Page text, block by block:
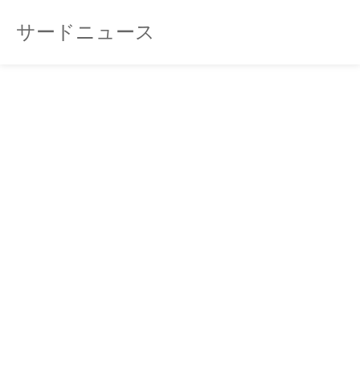
サードニュース